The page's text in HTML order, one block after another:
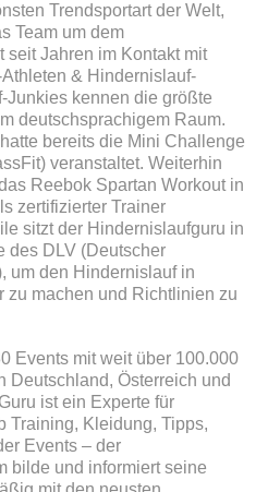
Trendsportart der Welt,
Team um dem
seit Jahren im Kontakt mit
& Hindernislauf-
Junkies kennen die größte
deutschsprachigem Raum.
bereits die Mini Challenge
veranstaltet. Weiterhin
Reebok Spartan Workout in
zertifizierter Trainer
sitzt der Hindernislaufguru in
des DLV (Deutscher
um den Hindernislauf in
zu machen und Richtlinien zu
Events mit weit über 100.000
Deutschland, Österreich und
ist ein Experte für
Training, Kleidung, Tipps,
Events – der
bilde und informiert seine